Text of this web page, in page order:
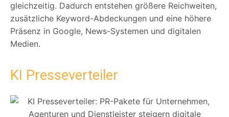
gleichzeitig. Dadurch entstehen größere Reichweiten,
zusätzliche Keyword-Abdeckungen und eine höhere
Präsenz in Google, News-Systemen und digitalen
Medien.
KI Presseverteiler